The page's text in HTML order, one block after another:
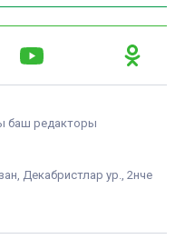
баш редакторы
Декабристлар ур., 2нче